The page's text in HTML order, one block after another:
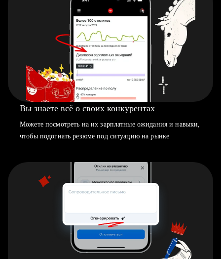
Вы знаете всё о своих конкурентах
Можете посмотреть на их зарплатные ожидания и навыки,
чтобы подогнать резюме под ситуацию на рынке